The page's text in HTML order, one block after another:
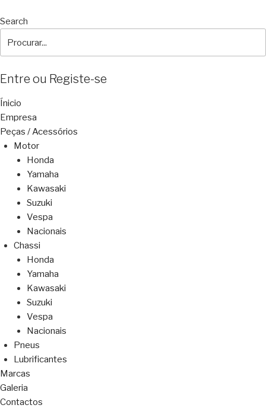
Search
Entre ou Registe-se
Ínicio
Empresa
Peças / Acessórios
Motor
Honda
Yamaha
Kawasaki
Suzuki
Vespa
Nacionais
Chassi
Honda
Yamaha
Kawasaki
Suzuki
Vespa
Nacionais
Pneus
Lubrificantes
Marcas
Galeria
Contactos